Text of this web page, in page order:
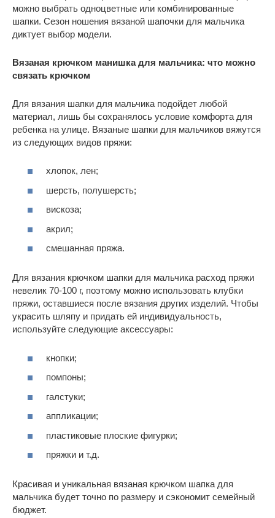
можно выбрать одноцветные или комбинированные
шапки. Сезон ношения вязаной шапочки для мальчика
диктует выбор модели.
Вязаная крючком манишка для мальчика: что можно
связать крючком
Для вязания шапки для мальчика подойдет любой
материал, лишь бы сохранялось условие комфорта для
ребенка на улице. Вязаные шапки для мальчиков вяжутся
из следующих видов пряжи:
хлопок, лен;
шерсть, полушерсть;
вискоза;
акрил;
смешанная пряжа.
Для вязания крючком шапки для мальчика расход пряжи
невелик 70-100 г, поэтому можно использовать клубки
пряжи, оставшиеся после вязания других изделий. Чтобы
украсить шляпу и придать ей индивидуальность,
используйте следующие аксессуары:
кнопки;
помпоны;
галстуки;
аппликации;
пластиковые плоские фигурки;
пряжки и т.д.
Красивая и уникальная вязаная крючком шапка для
мальчика будет точно по размеру и сэкономит семейный
бюджет.